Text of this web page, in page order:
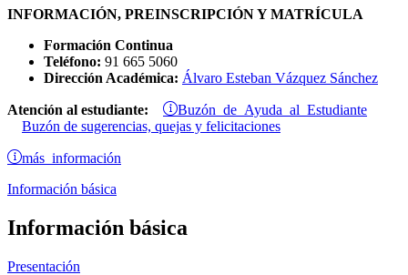
INFORMACIÓN, PREINSCRIPCIÓN Y MATRÍCULA
Formación Continua
Teléfono: 91 665 5060
Dirección Académica: Álvaro Esteban Vázquez Sánchez
Atención al estudiante: Buzón de Ayuda al Estudiante
Buzón de sugerencias, quejas y felicitaciones
más información
Información básica
Información básica
Presentación